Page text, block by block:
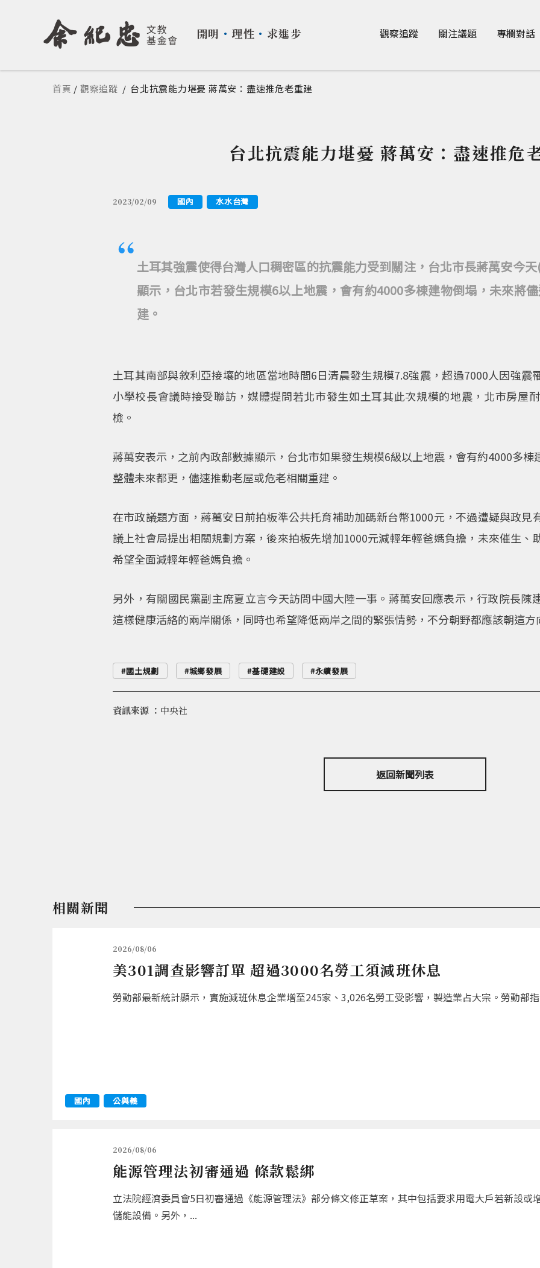
開明 ・ 理性 ・ 求進步 觀察追蹤 關注議題 專欄對話
您在這裡
首頁 / 觀察追蹤 / 台北抗震能力堪憂 蔣萬安：盡速推危老重建
台北抗震能力堪憂 蔣萬安：盡速推危
2023/02/09 國內 水水台灣
土耳其強震使得台灣人口稠密區的抗震能力受到關注，台北市長蔣萬安今
顯示，台北市若發生規模6以上地震，會有約4000多棟建物倒塌，未來將
建。
土耳其南部與敘利亞接壤的地區當地時間6日清晨發生規模7.8強震，超過7000人因強震
小學校長會議時接受聯訪，媒體提問若北市發生如土耳其此次規模的地震，北市房屋
檢。
蔣萬安表示，之前內政部數據顯示，台北市如果發生規模6級以上地震，會有約4000多
整體未來都更，儘速推動老屋或危老相關重建。
在市政議題方面，蔣萬安日前拍板準公共托育補助加碼新台幣1000元，不過遭疑與政見
議上社會局提出相關規劃方案，後來拍板先增加1000元減輕年輕爸媽負擔，未來催生、
希望全面減輕年輕爸媽負擔。
另外，有關國民黨副主席夏立言今天訪問中國大陸一事。蔣萬安回應表示，行政院長陳
這樣健康活絡的兩岸關係，同時也希望降低兩岸之間的緊張情勢，不分朝野都應該朝這方
國土規劃 城鄉發展 基礎建設 永續發展
資訊來源 ： 中央社
返回新聞列表
相關新聞
2026/08/06
美301調查影響訂單 超過3000名勞工須減班休息
勞動部最新統計顯示，實施減班休息企業增至245家、3,026名勞工受影響，製造業占大宗。勞動部
國內 公與義
2026/08/06
能源管理法初審通過 條款鬆綁
立法院經濟委員會5日初審通過《能源管理法》部分條文修正草案，其中包括要求用電大戶若新設或
儲能設備。另外，...